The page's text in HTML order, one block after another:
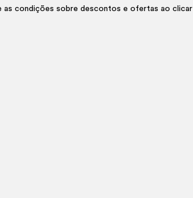
as condições sobre descontos e ofertas ao clicar